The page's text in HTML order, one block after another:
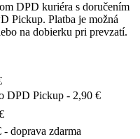
DPD kuriéra s doručením
Pickup. Platba je možná
na dobierku pri prevzatí.
DPD Pickup - 2,90 €
doprava zdarma